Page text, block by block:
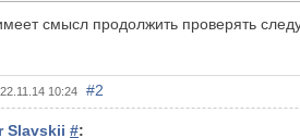
смысл продолжить проверять
10:24 #2
Slavskii #: